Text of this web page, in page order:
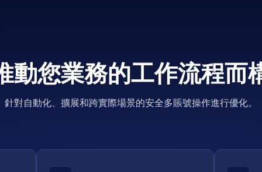
動您業務的工作流程而
針對自動化、擴展和跨實際場景的安全多賬號操作進行優化。